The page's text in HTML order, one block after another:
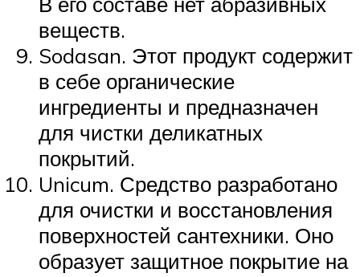
веществ.
Sodasan. Этот продукт содержит
в себе органические
ингредиенты и предназначен
для чистки деликатных
покрытий.
Unicum. Средство разработано
для очистки и восстановления
поверхностей сантехники. Оно
образует защитное покрытие на